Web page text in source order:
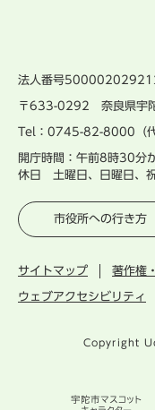
法人番号
〒633-0292 奈良県宇
Tel：0745-82-8000（
開庁時間：午前8時30分
休日 土曜日、日曜日、
市役所への行き方
サイトマップ 著作権
ウェブアクセシビリティ
Copyright